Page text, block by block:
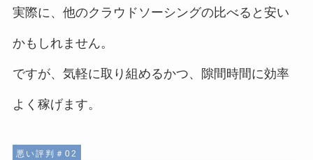
実際に、他のクラウドソーシングの比べると安い
かもしれません。
ですが、気軽に取り組めるかつ、隙間時間に効率
よく稼げます。
悪い評判＃02